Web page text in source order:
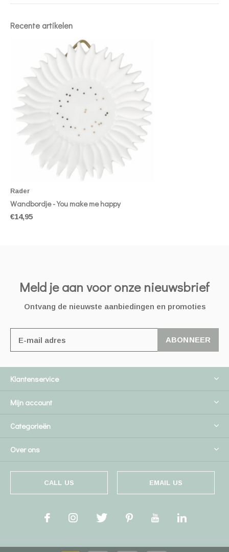
Recente artikelen
Rader
Wandbordje - You make me happy
€14,95
Meld je aan voor onze nieuwsbrief
Ontvang de nieuwste aanbiedingen en promoties
ABONNEER
Klantenservice
Mijn account
Categorieën
Over ons
CALL US EMAIL US